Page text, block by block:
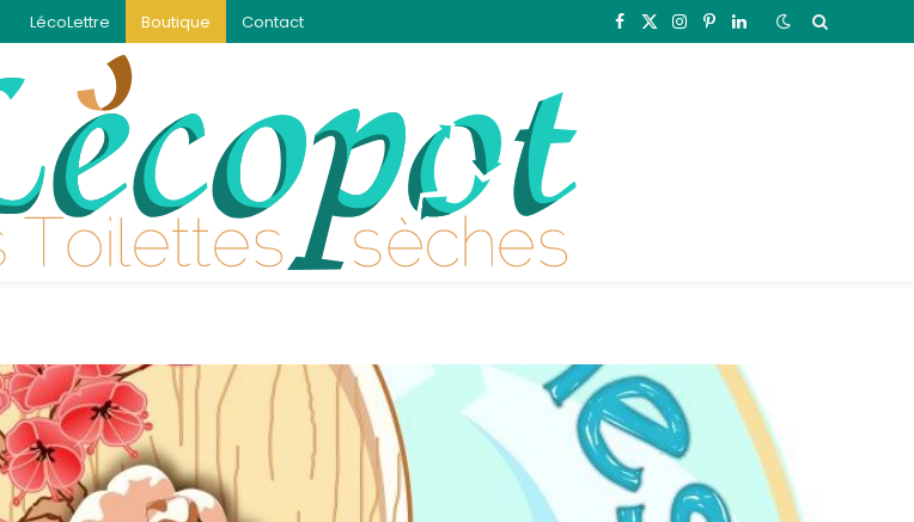
LécoLettre Boutique Contact Facebook
X
Instagram
Pinterest
LinkedIn